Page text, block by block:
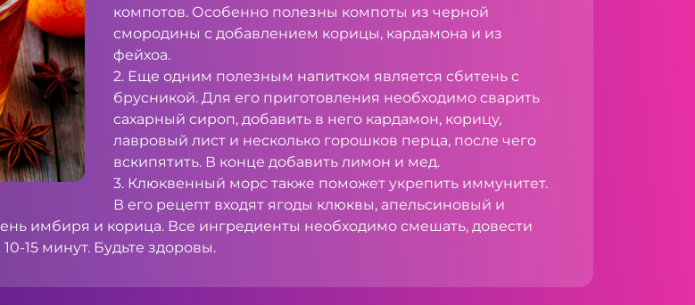
компотов. Особенно полезны компоты из черной
смородины с добавлением корицы, кардамона и из
фейхоа.
2. Еще одним полезным напитком является сбитень с
брусникой. Для его приготовления необходимо сварить
сахарный сироп, добавить в него кардамон, корицу,
лавровый лист и несколько горошков перца, после чего
вскипятить. В конце добавить лимон и мед.
3. Клюквенный морс также поможет укрепить иммунитет.
В его рецепт входят ягоды клюквы, апельсиновый и
имбиря и корица. Все ингредиенты необходимо смешать, довести
15 минут. Будьте здоровы.